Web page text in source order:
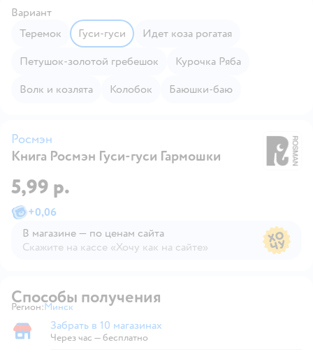
Вариант
Теремок
Гуси-гуси
Идет коза рогатая
Петушок-золотой гребешок
Курочка Ряба
Волк и козлята
Колобок Баюшки-баю
Росмэн
Книга Росмэн Гуси-гуси Гармошки
5,99 р.
+0,06
В магазине — по ценам сайта
Скажите на кассе «Хочу как на сайте»
Способы получения
Регион: Выбор адреса доставки.
Минск
Забрать в магазине
Забрать в 10 магазинах
Через час — бесплатно